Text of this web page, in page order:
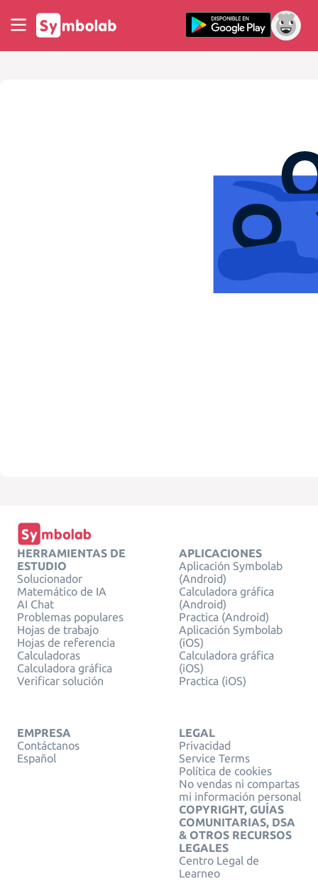
HERRAMIENTAS DE
ESTUDIO
Solucionador
Matemático de IA
AI Chat
Problemas populares
Hojas de trabajo
Hojas de referencia
Calculadoras
Calculadora gráfica
Verificar solución
APLICACIONES
Aplicación Symbolab
(Android)
Calculadora gráfica
(Android)
Practica (Android)
Aplicación Symbolab
(iOS)
Calculadora gráfica
(iOS)
Practica (iOS)
EMPRESA
Contáctanos
Español
LEGAL
Privacidad
Service Terms
Política de cookies
No vendas ni compartas
mi información personal
COPYRIGHT, GUÍAS
COMUNITARIAS, DSA
& OTROS RECURSOS
LEGALES
Centro Legal de
Learneo